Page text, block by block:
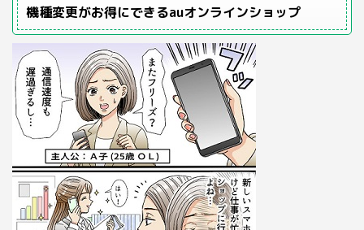
機種変更がお得にできるauオンラインショップ